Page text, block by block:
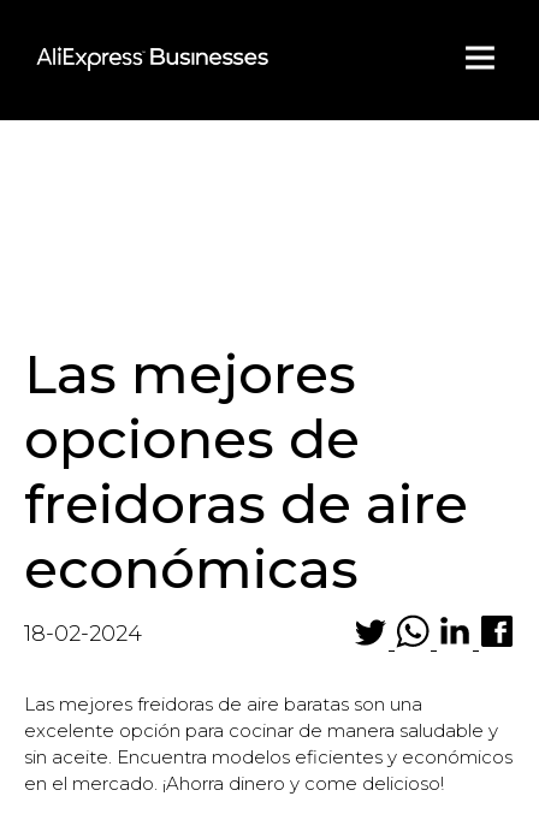
content
Las mejores
opciones de
freidoras de aire
económicas
18-02-2024
Las mejores freidoras de aire baratas son una
excelente opción para cocinar de manera saludable y
sin aceite. Encuentra modelos eficientes y económicos
en el mercado. ¡Ahorra dinero y come delicioso!